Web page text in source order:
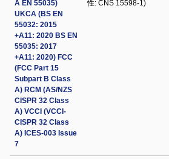
A EN 55035)
UKCA (BS EN
55032: 2015
+A11: 2020 BS EN
55035: 2017
+A11: 2020) FCC
(FCC Part 15
Subpart B Class
A) RCM (AS/NZS
CISPR 32 Class
A) VCCI (VCCI-
CISPR 32 Class
A) ICES-003 Issue
7
性: CNS 15598-1)